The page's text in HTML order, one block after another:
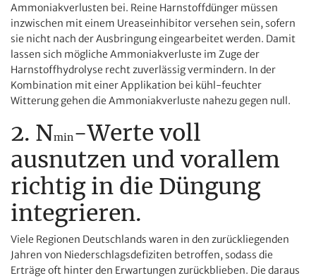
Ammoniakverlusten bei. Reine Harnstoffdünger müssen
inzwischen mit einem Ureaseinhibitor versehen sein, sofern
sie nicht nach der Ausbringung eingearbeitet werden. Damit
lassen sich mögliche Ammoniakverluste im Zuge der
Harnstoffhydrolyse recht zuverlässig vermindern. In der
Kombination mit einer Applikation bei kühl-feuchter
Witterung gehen die Ammoniakverluste nahezu gegen null.
2. Nmin-Werte voll
ausnutzen und vorallem
richtig in die Düngung
integrieren.
Viele Regionen Deutschlands waren in den zurückliegenden
Jahren von Niederschlagsdefiziten betroffen, sodass die
Erträge oft hinter den Erwartungen zurückblieben. Die daraus